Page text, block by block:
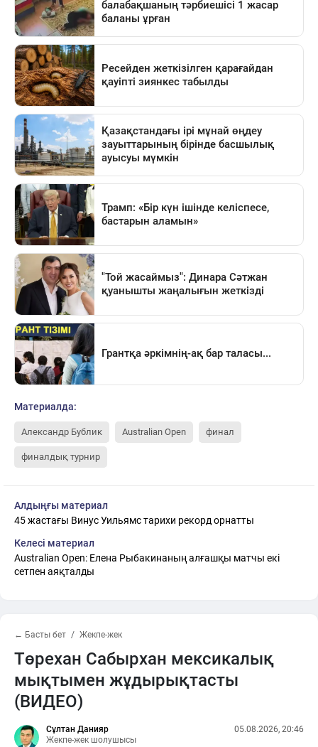
Материалда:
Александр Бублик Australian Open финал
финалдық турнир
Алдыңғы материал
45 жастағы Винус Уильямс тарихи рекорд орнатты
Келесі материал
Australian Open: Елена Рыбакинаның алғашқы матчы екі
сетпен аяқталды
← Басты бет Жекпе-жек
Төрехан Сабырхан мексикалық
мықтымен жұдырықтасты
(ВИДЕО)
Сұлтан Данияр
Жекпе-жек шолушысы
05.08.2026, 20:46